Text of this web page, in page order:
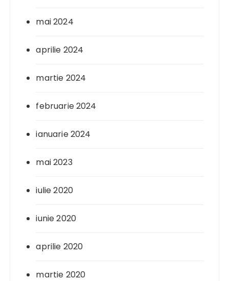
mai 2024
aprilie 2024
martie 2024
februarie 2024
ianuarie 2024
mai 2023
iulie 2020
iunie 2020
aprilie 2020
martie 2020